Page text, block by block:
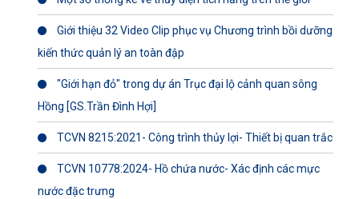
Giới thiệu 32 Video Clip phục vụ Chương trình bồi dưỡng
kiến thức quản lý an toàn đập
"Giới hạn đỏ" trong dự án Trục đại lộ cảnh quan sông
Hồng [GS.Trần Đình Hợi]
TCVN 8215:2021- Công trình thủy lợi- Thiết bị quan trắc
TCVN 10778:2024- Hồ chứa nước- Xác định các mực
nước đặc trưng